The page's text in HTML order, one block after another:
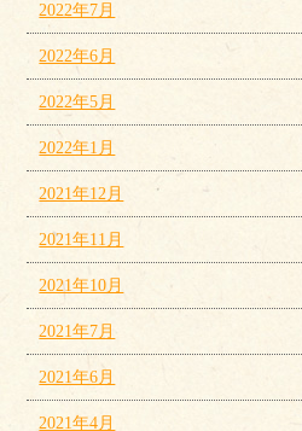
2022年7月
2022年6月
2022年5月
2022年1月
2021年12月
2021年11月
2021年10月
2021年7月
2021年6月
2021年4月